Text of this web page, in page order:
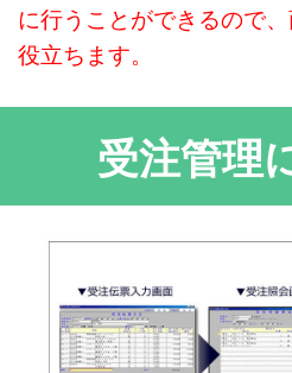
に行うことができるので
役立ちます。
受注管理